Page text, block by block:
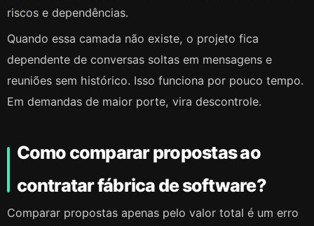
riscos e dependências.
Quando essa camada não existe, o projeto fica
dependente de conversas soltas em mensagens e
reuniões sem histórico. Isso funciona por pouco tempo.
Em demandas de maior porte, vira descontrole.
Como comparar propostas ao
contratar fábrica de software?
Comparar propostas apenas pelo valor total é um erro